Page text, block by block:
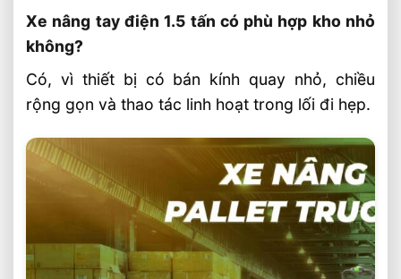
Xe nâng tay điện 1.5 tấn có phù hợp kho nhỏ
không?
Có, vì thiết bị có bán kính quay nhỏ, chiều
rộng gọn và thao tác linh hoạt trong lối đi hẹp.